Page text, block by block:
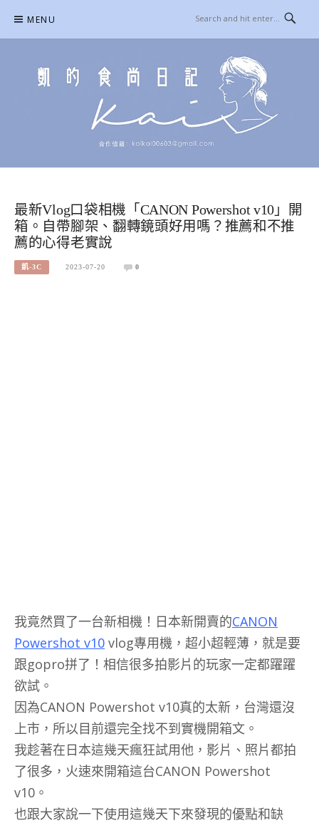
content
MENU
最新Vlog口袋相機「CANON Powershot v10」開
箱。自帶腳架、翻轉鏡頭好用嗎？推薦和不推
薦的心得老實說
凱-3C 2023-07-20 0
我竟然買了一台新相機！日本新開賣的CANON
Powershot v10 vlog專用機，超小超輕薄，就是要
跟gopro拼了！相信很多拍影片的玩家一定都躍躍
欲試。
因為CANON Powershot v10真的太新，台灣還沒
上市，所以目前還完全找不到實機開箱文。
我趁著在日本這幾天瘋狂試用他，影片、照片都拍
了很多，火速來開箱這台CANON Powershot
v10。
也跟大家說一下使用這幾天下來發現的優點和缺